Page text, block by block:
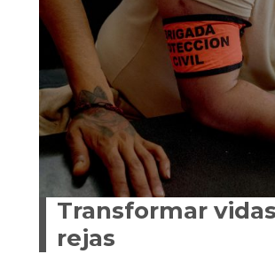
Transformar
rejas